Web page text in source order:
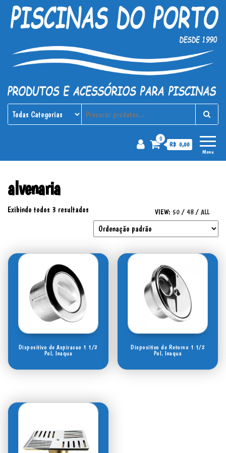
Piscinas do PortoProdutos e acessórios para
Menu
0
R$ 0,00
alvenaria
VIEW: 50 / 48 / ALL
Exibindo todos 3 resultados
Dispositivo de Aspiracao 1 1/2
Pol. Inaqua
Dispositivo de Retorno 1 1/2
Pol. Inaqua